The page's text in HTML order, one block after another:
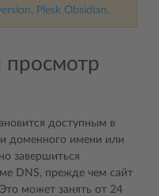
Plesk Obsidian.
просмотр
доступным в
доменного имени или
завершиться
DNS, прежде чем сайт
может занять от 24